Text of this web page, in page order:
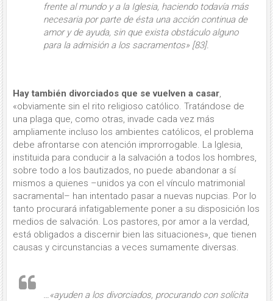
frente al mundo y a la Iglesia, haciendo todavía más
necesaria por parte de ésta una acción continua de
amor y de ayuda, sin que exista obstáculo alguno
para la admisión a los sacramentos» [83].
Hay también divorciados que se vuelven a casar
«obviamente sin el rito religioso católico. Tratándose de
una plaga que, como otras, invade cada vez más
ampliamente incluso los ambientes católicos, el problema
debe afrontarse con atención improrrogable. La Iglesia,
instituida para conducir a la salvación a todos los hombres,
sobre todo a los bautizados, no puede abandonar a sí
mismos a quienes –unidos ya con el vínculo matrimonial
sacramental– han intentado pasar a nuevas nupcias. Por lo
tanto procurará infatigablemente poner a su disposición los
medios de salvación. Los pastores, por amor a la verdad,
está obligados a discernir bien las situaciones», que tienen
causas y circunstancias a veces sumamente diversas.
…«ayuden a los divorciados, procurando con solícita